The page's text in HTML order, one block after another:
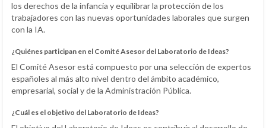
los derechos de la infancia y equilibrar la protección de los
trabajadores con las nuevas oportunidades laborales que surgen
con la IA.
¿Quiénes participan en el Comité Asesor del Laboratorio de Ideas?
El Comité Asesor está compuesto por una selección de expertos
españoles al más alto nivel dentro del ámbito académico,
empresarial, social y de la Administración Pública.
¿Cuál es el objetivo del Laboratorio de Ideas?